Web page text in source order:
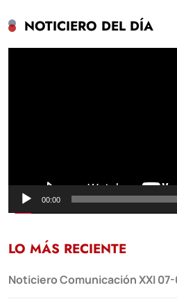
NOTICIERO DEL DÍA
00:00
LO MÁS RECIENTE
Noticiero Comunicación XXI